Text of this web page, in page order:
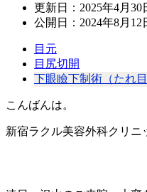
更新日： 2025年4月30
公開日： 2024年8月12
目元
目尻切開
下眼瞼下制術（たれ
こんばんは。
新宿ラクル美容外科クリニ